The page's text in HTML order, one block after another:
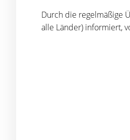
Durch die regelmäßige
alle Länder) informiert,